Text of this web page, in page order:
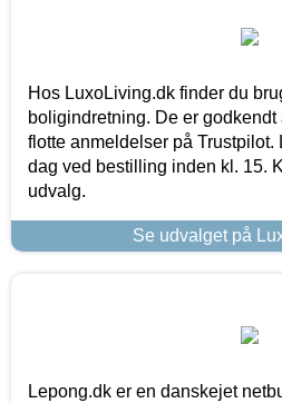
Hos LuxoLiving.dk finder du
boligindretning. De er
flotte anmeldelser på
dag ved bestilling inden kl. 15.
udvalg.
Se udvalget på
Lepong.dk er en danskejet